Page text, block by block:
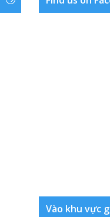
Vào khu vực